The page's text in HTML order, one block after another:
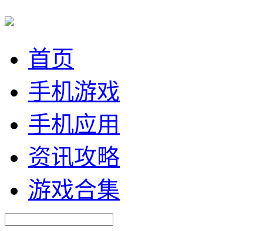
首页
手机游戏
手机应用
资讯攻略
游戏合集